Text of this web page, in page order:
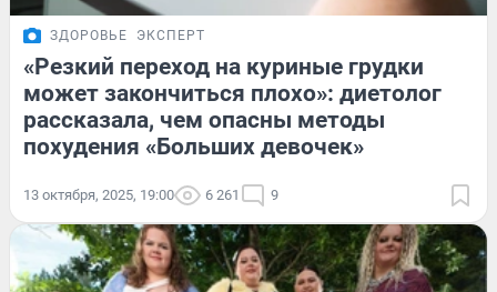
ЗДОРОВЬЕ ЭКСПЕРТ
«Резкий переход на куриные грудки
может закончиться плохо»: диетолог
рассказала, чем опасны методы
похудения «Больших девочек»
13 октября, 2025, 19:00 6 261 9